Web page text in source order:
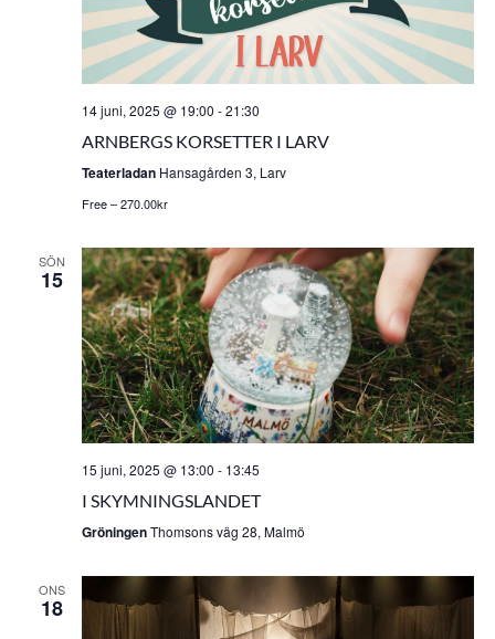
14 juni, 2025 @ 19:00 -21:30
ARNBERGS KORSETTER I LARV
Teaterladan Hansagården 3, Larv
Free – 270.00kr
SÖN
15
15 juni, 2025 @ 13:00 - 13:45
I SKYMNINGSLANDET
GröningenThomsons väg 28, Malmö
ONS
18